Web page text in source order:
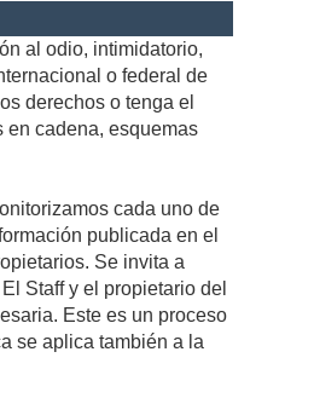
al odio, intimidatorio,
o federal de
derechos o tenga el
en cadena, esquemas
cada uno de
publicada en el
Se invita a
Staff y el propietario del
Este es un proceso
se aplica también a la